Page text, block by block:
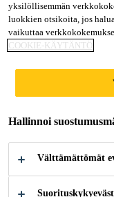
Sika®
Fiber
Synteettinen
ja
lattiatasotteille
Sika® Crackstop
yksilöllisemmän
luokkien otsikoita, jos
vaikuttaa
COOKIE-KÄYTÄNTÖ
Hallinnoi
Välttämättömät